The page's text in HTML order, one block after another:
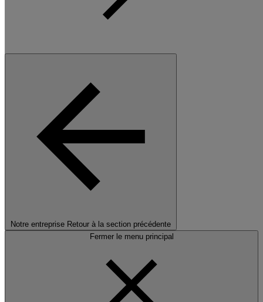
Notre entreprise Retour à la section précédente
Fermer le menu principal